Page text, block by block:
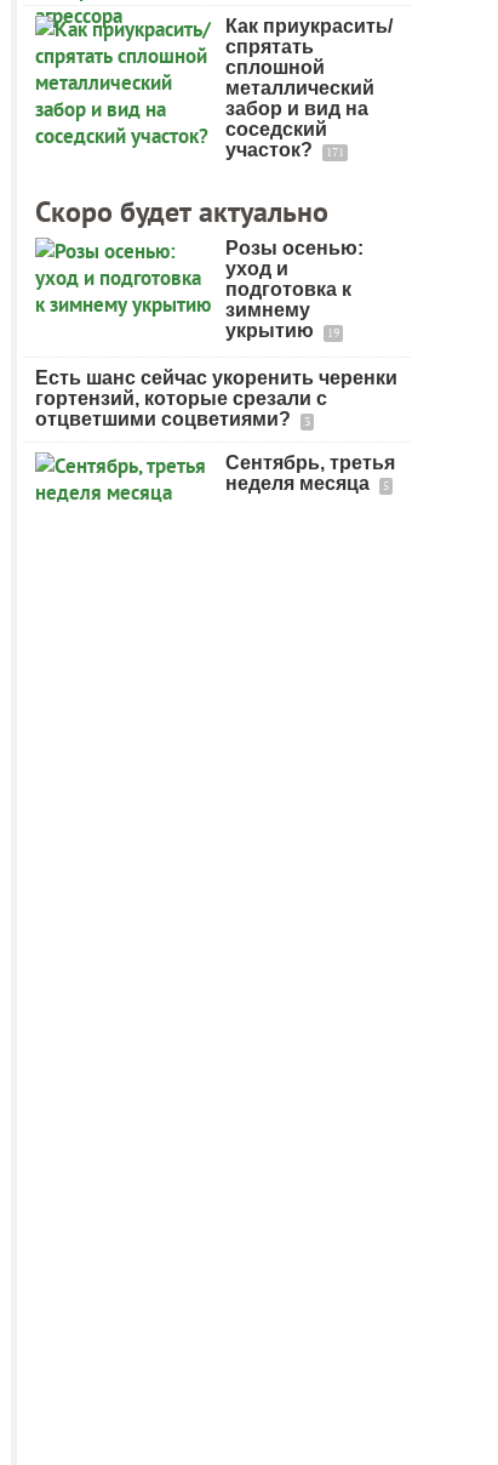
Как приукрасить/
спрятать
сплошной
металлический
забор и вид на
соседский
участок?
171
Скоро будет актуально
Розы осенью:
уход и
подготовка к
зимнему
укрытию
19
Есть шанс сейчас укоренить черенки
гортензий, которые срезали с
отцветшими соцветиями?
3
Сентябрь, третья
неделя месяца
5